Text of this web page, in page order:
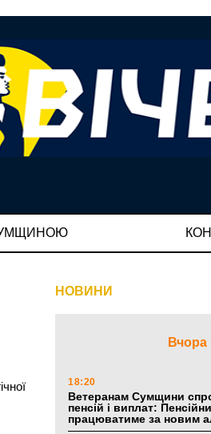
НОВИНИ
Вчора
18:20
Ветеранам Сумщини
пенсій і виплат:
працюватиме за новим